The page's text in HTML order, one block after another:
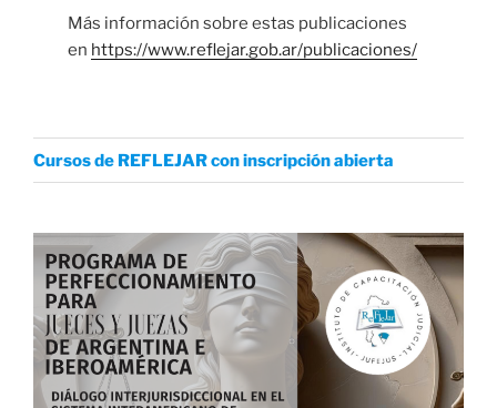
Más información sobre estas publicaciones
en https://www.reflejar.gob.ar/publicaciones/
Cursos de REFLEJAR con inscripción abierta